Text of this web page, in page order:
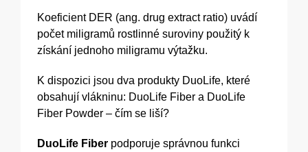
Koeficient DER (ang. drug extract ratio) uvádí
počet miligramů rostlinné suroviny použitý k
získání jednoho miligramu výtažku.
K dispozici jsou dva produkty DuoLife, které
obsahují vlákninu: DuoLife Fiber a DuoLife
Fiber Powder – čím se liší?
DuoLife Fiber podporuje správnou funkci